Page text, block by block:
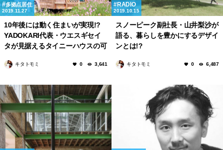
多拠点居住
2019.11.27
10年後には動く住まいが実現!?
YADOKARI代表・ウエスギセイ
タが見据えるタイニーハウスの可
キタトモミ 0 3,641
RADIO
2019.10.15
スノーピーク副社長・山井梨沙が
語る、暮らしを豊かにするデザイ
ンとは!?
キタトモミ 0 6,487